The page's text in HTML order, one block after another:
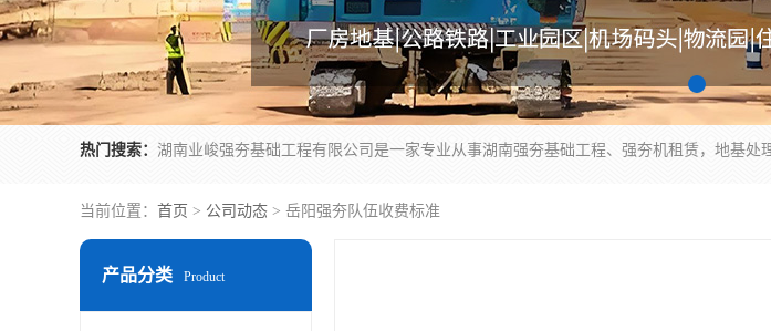
热门搜索：
当前位置： 首页 > 公司动态 > 岳阳强夯队伍收费标准
产品分类 Product